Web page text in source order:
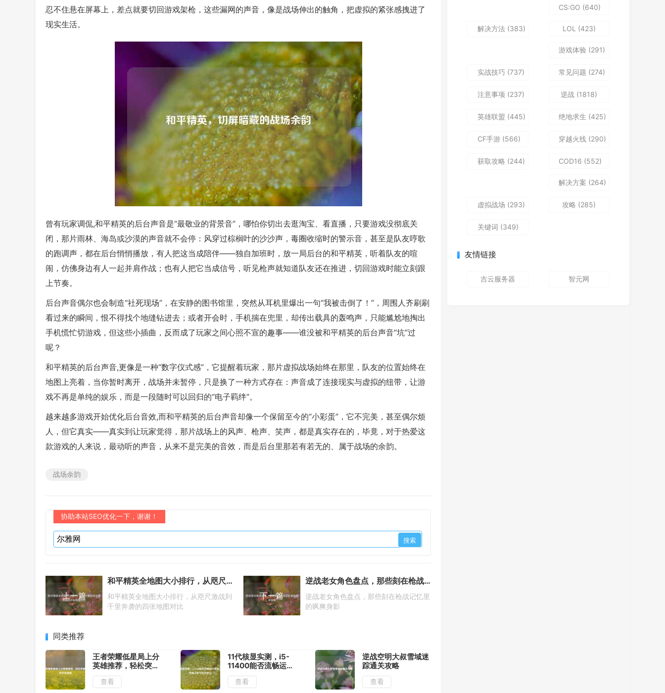
忍不住悬在屏幕上，差点就要切回游戏架枪，这些漏网的声音，像是战场伸出的触角，把虚拟的紧张感拽进了
现实生活。
曾有玩家调侃,和平精英的后台声音是“最敬业的背景音”，哪怕你切出去逛淘宝、看直播，只要游戏没彻底关
闭，那片雨林、海岛或沙漠的声音就不会停：风穿过棕榈叶的沙沙声，毒圈收缩时的警示音，甚至是队友哼歌
的跑调声，都在后台悄悄播放，有人把这当成陪伴——独自加班时，放一局后台的和平精英，听着队友的喧
闹，仿佛身边有人一起并肩作战；也有人把它当成信号，听见枪声就知道队友还在推进，切回游戏时能立刻跟
上节奏。
后台声音偶尔也会制造“社死现场”，在安静的图书馆里，突然从耳机里爆出一句“我被击倒了！”，周围人齐刷刷
看过来的瞬间，恨不得找个地缝钻进去；或者开会时，手机揣在兜里，却传出载具的轰鸣声，只能尴尬地掏出
手机慌忙切游戏，但这些小插曲，反而成了玩家之间心照不宣的趣事——谁没被和平精英的后台声音“坑”过
呢？
和平精英的后台声音,更像是一种“数字仪式感”，它提醒着玩家，那片虚拟战场始终在那里，队友的位置始终在
地图上亮着，当你暂时离开，战场并未暂停，只是换了一种方式存在：声音成了连接现实与虚拟的纽带，让游
戏不再是单纯的娱乐，而是一段随时可以回归的“电子羁绊”。
越来越多游戏开始优化后台音效,而和平精英的后台声音却像一个保留至今的“小彩蛋”，它不完美，甚至偶尔烦
人，但它真实——真实到让玩家觉得，那片战场上的风声、枪声、笑声，都是真实存在的，毕竟，对于热爱这
款游戏的人来说，最动听的声音，从来不是完美的音效，而是后台里那若有若无的、属于战场的余韵。
战场余韵
协助本站SEO优化一下，谢谢！
上一篇
和平精英全地图大小排行，从咫尺激战到千里奔袭的四张地图对比
和平精英全地图大小排行，从咫尺激战到
千里奔袭的四张地图对比
下一篇
逆战老女角色盘点，那些刻在枪战记忆里的飒爽身影
逆战老女角色盘点，那些刻在枪战记忆里
的飒爽身影
同类推荐
王者荣耀低星局上分
英雄推荐，轻松突破
瓶颈的实战指南
查看
11代核显实测，i5-
11400能否流畅运行
穿越火线？性能分析
与优化技巧
查看
逆战空明大叔雪域迷
踪通关攻略
查看
CS:GO (640)
解决方法 (383) LOL (423)
游戏体验 (291)
实战技巧 (737) 常见问题 (274)
注意事项 (237) 逆战 (1818)
英雄联盟 (445) 绝地求生 (425)
CF手游 (566) 穿越火线 (290)
获取攻略 (244) COD16 (552)
解决方案 (264)
虚拟战场 (293) 攻略 (285)
关键词 (349)
友情链接
吉云服务器 智元网